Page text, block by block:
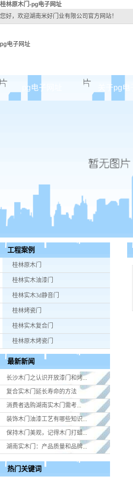
桂林原木门-pg电子网址
您好，欢迎湖南米好门业有限公司官方网站！
pg电子网址
pg电子网址 关于pg电
公司团
工程案例
桂林原木门
桂林实木油漆门
桂林实木3d静音门
桂林烤瓷门
桂林实木复合门
桂林原木烤瓷门
最新新闻
长沙木门之认识开放漆门和烤...
复合实木门延长寿命的方法
消费者选购湖南实木门​需考...
装饰木门油漆工艺有哪些知识...
保持木门美观，记得木门打蜡...
湖南实木门：产品质量和品牌...
热门关键词